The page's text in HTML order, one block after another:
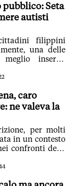
Seta
autisti
filippini
una delle
inserite
caro
ne valeva la
per molti
in un contesto
confronti delle